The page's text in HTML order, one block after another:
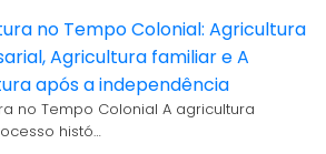
no Tempo Colonial: Agricultura
Agricultura familiar e A
após a independência
no Tempo Colonial A agricultura
histó…